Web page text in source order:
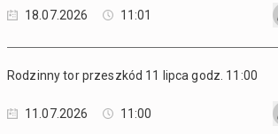
18.07.2026 11:01
Rodzinny tor przeszkód 11 lipca godz. 11:00
11.07.2026 11:00